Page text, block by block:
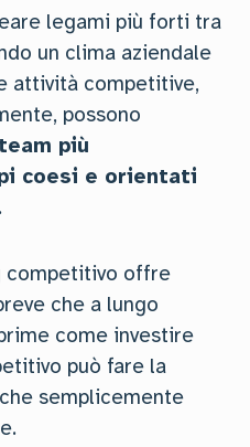
legami più forti tra
un clima aziendale
attività competitive,
possono
più
coesi e orientati
.
competitivo offre
che a lungo
come investire
può fare la
semplicemente